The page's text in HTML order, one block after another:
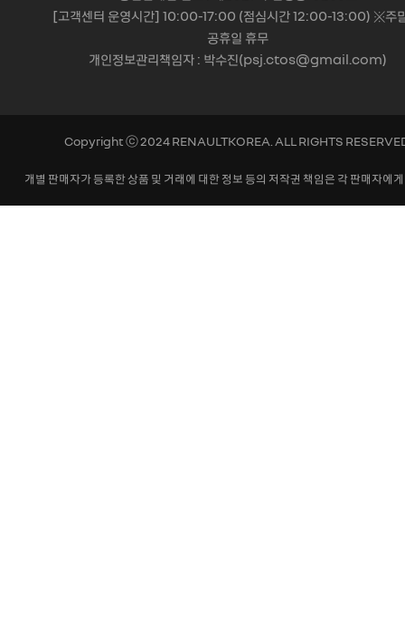
[고객센터 운영시간] 10:00-17:00 (점심시간 12:00-13:00) ※주
공휴일 휴무
개인정보관리책임자 : 박수진(psj.ctos@gmail.com)
Copyright ⓒ 2024 RENAULTKOREA. ALL RIGHTS
개별 판매자가 등록한 상품 및 거래에 대한 정보 등의 저작권 책임은 각 판매자에